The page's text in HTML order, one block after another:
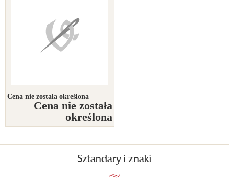
Cena nie została określona
Cena nie została
określona
Sztandary i znaki